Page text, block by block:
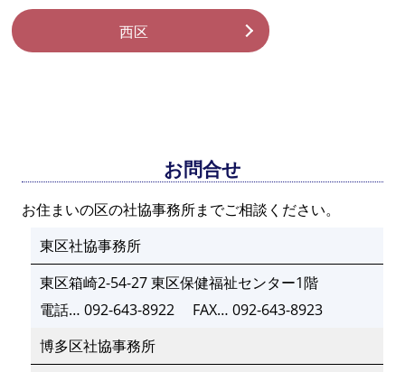
西区
お問合せ
お住まいの区の社協事務所までご相談ください。
東区社協事務所
東区箱崎2-54-27 東区保健福祉センター1階
電話… 092-643-8922 FAX… 092-643-8923
博多区社協事務所